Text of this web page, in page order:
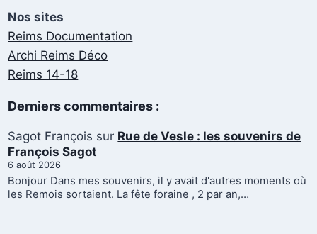
Nos sites
Reims Documentation
Archi Reims Déco
Reims 14-18
Derniers commentaires :
Sagot François sur Rue de Vesle : les souvenirs de
François Sagot
6 août 2026
Bonjour Dans mes souvenirs, il y avait d'autres moments où
les Remois sortaient. La fête foraine , 2 par an,…